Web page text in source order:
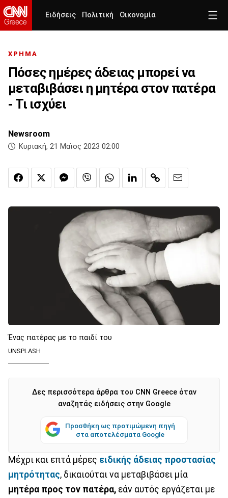
Ειδήσεις Πολιτική Οικονομία
ΧΡΗΜΑ
Πόσες ημέρες άδειας μπορεί να
μεταβιβάσει η μητέρα στον πατέρα
- Τι ισχύει
Newsroom
Κυριακή, 21 Μαϊος 2023 02:00
Ένας πατέρας με το παιδί του
UNSPLASH
Δες περισσότερα άρθρα του CNN Greece όταν
αναζητάς ειδήσεις στην Google
Προσθήκη ως προτιμώμενη πηγή
στα αποτελέσματα Google
Μέχρι και επτά μέρες ειδικής άδειας προστασίας
μητρότητας, δικαιούται να μεταβιβάσει μία
μητέρα προς τον πατέρα, εάν αυτός εργάζεται με